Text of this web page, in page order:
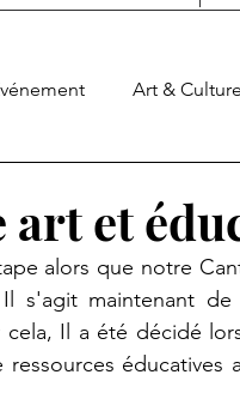
Art & Culture
et
s'agit maintenant de
Il a été décidé
éducatives